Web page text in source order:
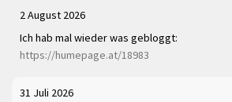
2 August 2026
Ich hab mal wieder was gebloggt:
https://humepage.at/18983
31 Juli 2026